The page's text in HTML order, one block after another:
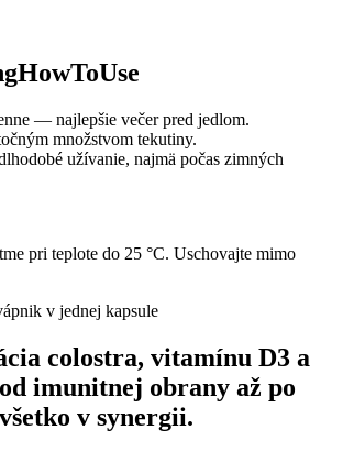
— najlepšie večer pred jedlom.
množstvom tekutiny.
užívanie, najmä počas zimných
pri teplote do 25 °C. Uschovajte mimo
v jednej kapsule
colostra, vitamínu D3 a
imunitnej obrany až po
v synergii.